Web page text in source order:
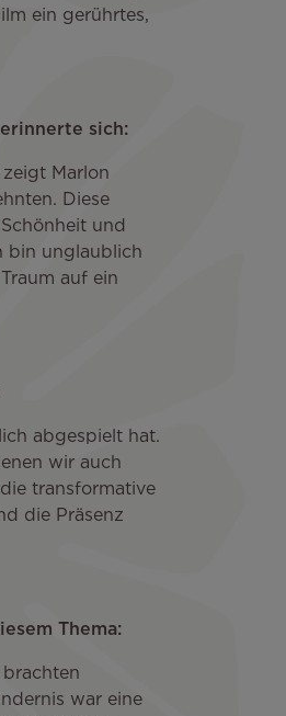
ein gerührtes,
sich:
Marlon
Diese
und
bin unglaublich
auf ein
abgespielt hat.
wir auch
transformative
die Präsenz
Thema:
war eine